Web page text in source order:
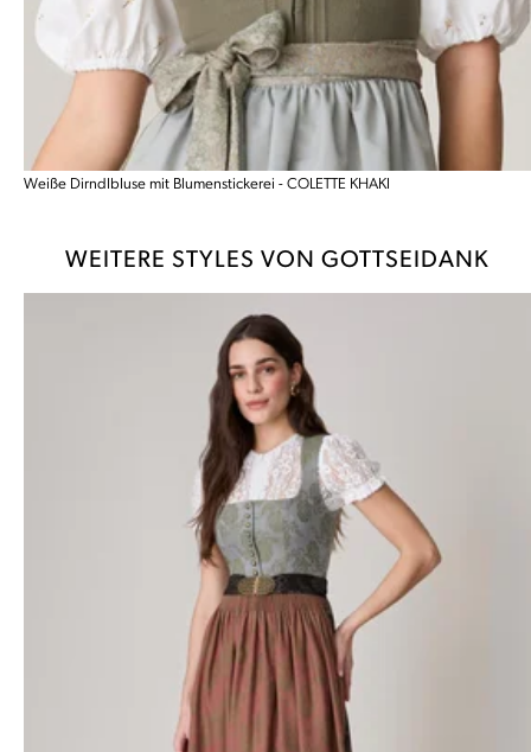
Weiße Dirndlbluse mit Blumenstickerei - COLETTE KHAKI
WEITERE STYLES VON GOTTSEIDANK